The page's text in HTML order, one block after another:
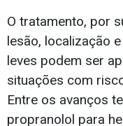
O tratamento, por
lesão, localização
leves podem ser
situações com
Entre os avanços
propranolol para